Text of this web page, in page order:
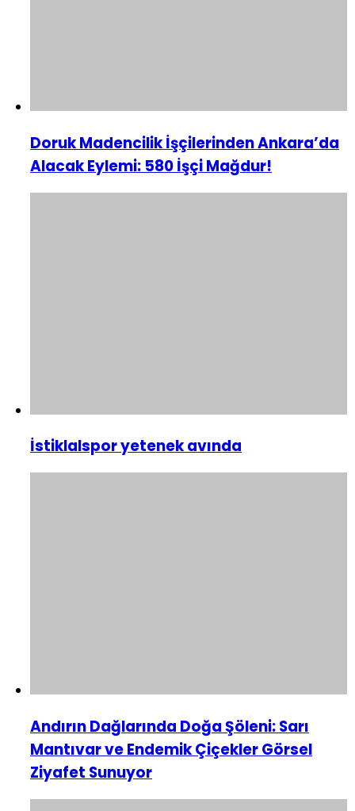
Doruk Madencilik İşçilerinden Ankara’da
Alacak Eylemi: 580 İşçi Mağdur!
İstiklalspor yetenek avında
Andırın Dağlarında Doğa Şöleni: Sarı
Mantıvar ve Endemik Çiçekler Görsel
Ziyafet Sunuyor